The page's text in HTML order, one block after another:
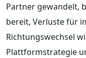
Partner gewandelt,
bereit, Verluste für
Richtungswechsel
Plattformstrategie